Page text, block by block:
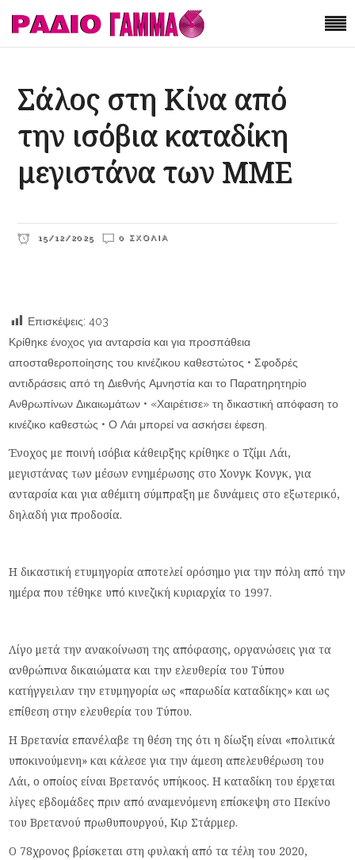
Σάλος στη Κίνα από
την ισόβια καταδίκη
μεγιστάνα των ΜΜΕ
15/12/2025 0 ΣΧΌΛΙΑ
Επισκέψεις: 403
Κρίθηκε ένοχος για ανταρσία και για προσπάθεια
αποσταθεροποίησης του κινέζικου καθεστώτος • Σφοδρές
αντιδράσεις από τη Διεθνής Αμνηστία και το Παρατηρητηρίο
Ανθρωπίνων Δικαιωμάτων • «Χαιρέτισε» τη δικαστική απόφαση το
κινέζικο καθεστώς • Ο Λάι μπορεί να ασκήσει έφεση.
Ένοχος με ποινή ισόβια κάθειρξης κρίθηκε ο Τζίμι Λάι,
μεγιστάνας των μέσων ενημέρωσης στο Χονγκ Κονγκ, για
ανταρσία και για αθέμιτη σύμπραξη με δυνάμεις στο εξωτερικό,
δηλαδή για προδοσία.
Η δικαστική ετυμηγορία αποτελεί ορόσημο για την πόλη από την
ημέρα που τέθηκε υπό κινεζική κυριαρχία το 1997.
Λίγο μετά την ανακοίνωση της απόφασης, οργανώσεις για τα
ανθρώπινα δικαιώματα και την ελευθερία του Τύπου
κατήγγειλαν την ετυμηγορία ως «παρωδία καταδίκης» και ως
επίθεση στην ελευθερία του Τύπου.
Η Βρετανία επανέλαβε τη θέση της ότι η δίωξη είναι «πολιτικά
υποκινούμενη» και κάλεσε για την άμεση απελευθέρωση του
Λάι, ο οποίος είναι Βρετανός υπήκοος. Η καταδίκη του έρχεται
λίγες εβδομάδες πριν από αναμενόμενη επίσκεψη στο Πεκίνο
του Βρετανού πρωθυπουργού, Κιρ Στάρμερ.
Ο 78χρονος βρίσκεται στη φυλακή από τα τέλη του 2020,